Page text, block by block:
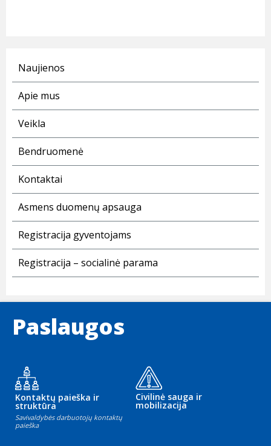
Naujienos
Apie mus
Veikla
Bendruomenė
Kontaktai
Asmens duomenų apsauga
Registracija gyventojams
Registracija – socialinė parama
Paslaugos
Kontaktų paieška ir
struktūra
Savivaldybės darbuotojų kontaktų
paieška
Civilinė sauga ir
mobilizacija